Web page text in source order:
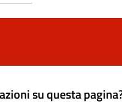
su questa